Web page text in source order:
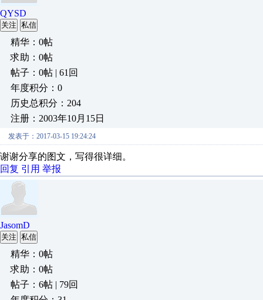
QYSD
关注 私信
精华：0帖
求助：0帖
帖子：0帖 | 61回
年度积分：0
历史总积分：204
注册：2003年10月15日
发表于：2017-03-15 19:24:24
谢谢分享的图文，写得很详细。
回复 引用 举报
JasomD
关注 私信
精华：0帖
求助：0帖
帖子：6帖 | 79回